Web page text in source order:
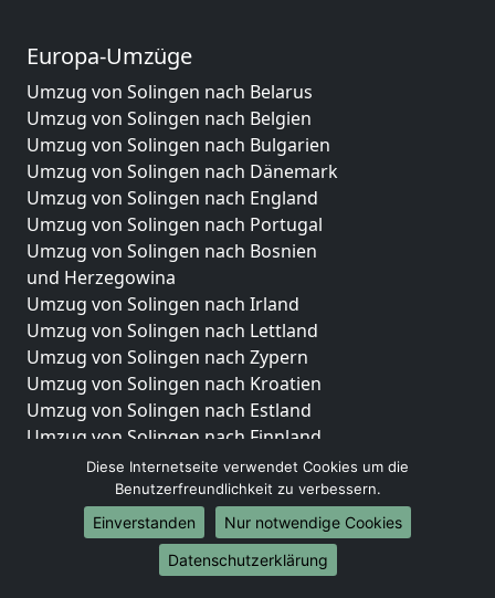
Europa-Umzüge
Umzug von Solingen nach Belarus
Umzug von Solingen nach Belgien
Umzug von Solingen nach Bulgarien
Umzug von Solingen nach Dänemark
Umzug von Solingen nach England
Umzug von Solingen nach Portugal
Umzug von Solingen nach Bosnien
und Herzegowina
Umzug von Solingen nach Irland
Umzug von Solingen nach Lettland
Umzug von Solingen nach Zypern
Umzug von Solingen nach Kroatien
Umzug von Solingen nach Estland
Umzug von Solingen nach Finnland
Umzug von Solingen nach Frankreich
Umzug von Solingen nach Griechenland
Umzug von Solingen nach Italien
Umzug von Solingen nach Liechtenstein
Umzug von Solingen nach Luxemburg
Diese Internetseite verwendet Cookies um die
Benutzerfreundlichkeit zu verbessern.
Einverstanden
Nur notwendige Cookies
Datenschutzerklärung